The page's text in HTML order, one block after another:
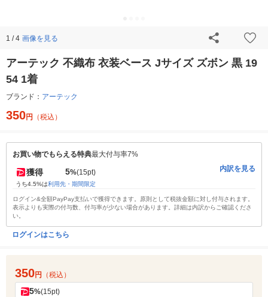
1 / 4 画像を見る
アーテック 不織布 衣装ベース Jサイズ ズボン 黒 19
54 1着
ブランド： アーテック
350円 （税込）
お買い物でもらえる特典最大付与率7%
獲得 5%(15pt)
うち4.5%は利用先・期間限定
内訳を見る
ログイン&全額PayPay支払いで獲得できます。原則として税抜金額に対し付与されます。
表示よりも実際の付与数、付与率が少ない場合があります。詳細は内訳からご確認くださ
い。
ログインはこちら
350円 （税込）
5%(15pt)